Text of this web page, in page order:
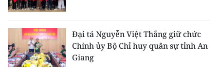
Đại tá Nguyễn Việt Thắng giữ chức
Chính ủy Bộ Chỉ huy quân sự tỉnh An
Giang